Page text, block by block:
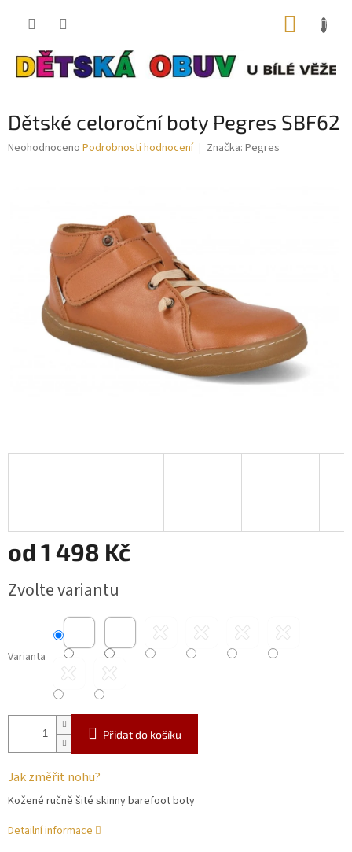
Dětské celoroční boty Pegres SBF62
Průměrné
hvězdiček.
Neohodnoceno Podrobnosti hodnocení Značka: Pegres
od 1 498 Kč
cena:
Zvolte variantu
Varianta
Přidat do košíku
Jak změřit nohu?
Kožené ručně šité skinny barefoot boty
Detailní informace